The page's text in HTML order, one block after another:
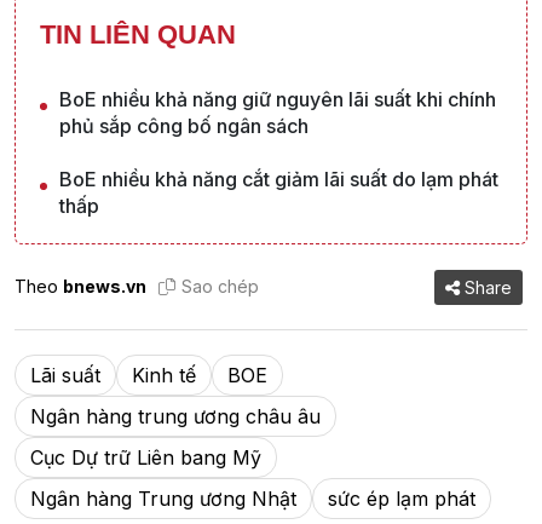
TIN LIÊN QUAN
BoE nhiều khả năng giữ nguyên lãi suất khi chính
phủ sắp công bố ngân sách
BoE nhiều khả năng cắt giảm lãi suất do lạm phát
thấp
Theo bnews.vn Sao chép Share
Lãi suất Kinh tế
BOE
Ngân hàng trung ương châu âu
Cục Dự trữ Liên bang Mỹ
Ngân hàng Trung ương Nhật
sức ép lạm phát